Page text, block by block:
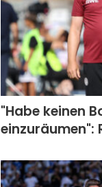
"Habe keinen
einzuräumen":